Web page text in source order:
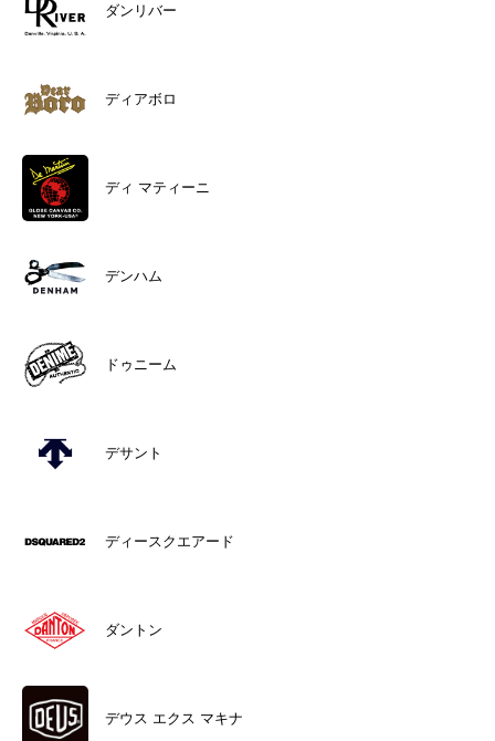
ダンリバー
ディアボロ
ディ マティーニ
デンハム
ドゥニーム
デサント
ディースクエアード
ダントン
デウス エクス マキナ